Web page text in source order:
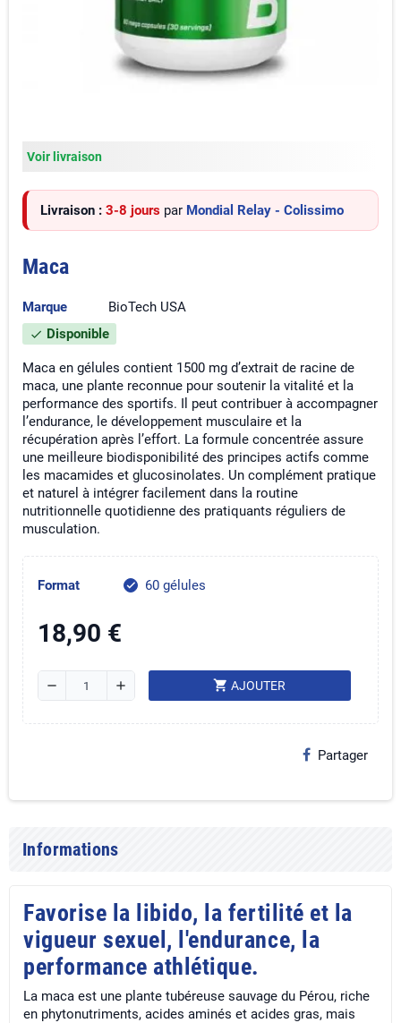
Voir livraison
Livraison : 3-8 jours par Mondial Relay - Colissimo
Maca
Marque BioTech USA
check Disponible
Maca en gélules contient 1500 mg d’extrait de racine de
maca, une plante reconnue pour soutenir la vitalité et la
performance des sportifs. Il peut contribuer à accompagner
l’endurance, le développement musculaire et la
récupération après l’effort. La formule concentrée assure
une meilleure biodisponibilité des principes actifs comme
les macamides et glucosinolates. Un complément pratique
et naturel à intégrer facilement dans la routine
nutritionnelle quotidienne des pratiquants réguliers de
musculation.
Format check 60 gélules
18,90 €
remove add shopping_cart AJOUTER
Partager
Informations
Favorise la libido, la fertilité et la
vigueur sexuel, l'endurance, la
performance athlétique.
La maca est une plante tubéreuse sauvage du Pérou, riche
en phytonutriments, acides aminés et acides gras, mais